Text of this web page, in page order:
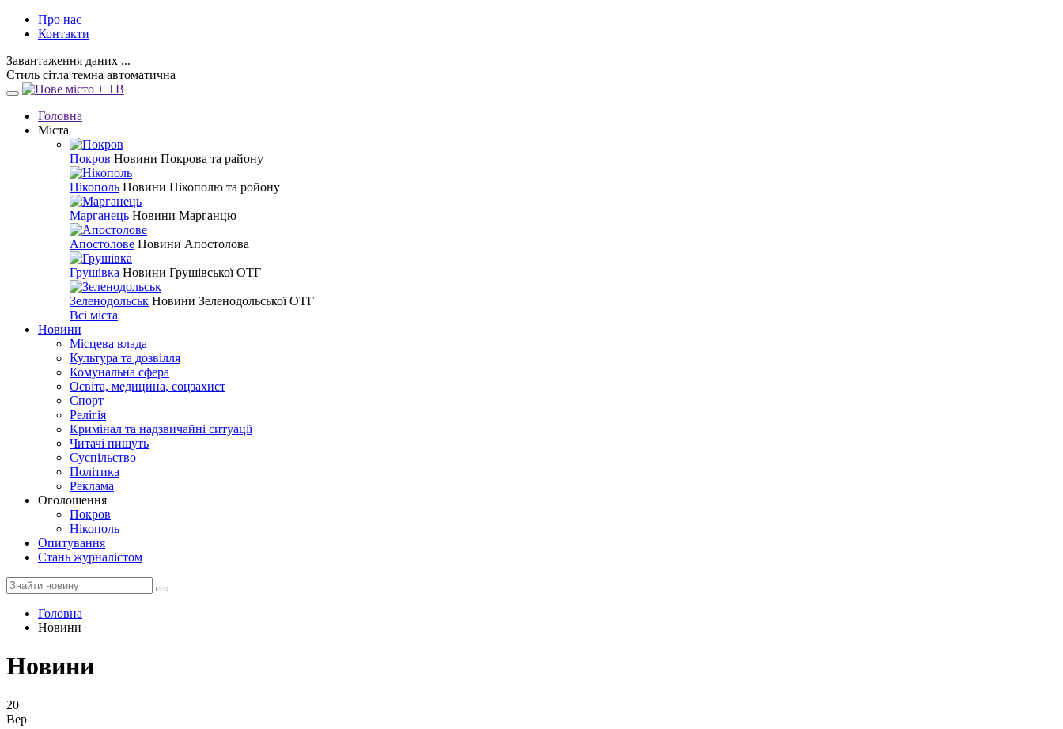
Про нас
Контакти
Завантаження даних ...
Стиль сітла темна автоматична
Головна
Міста
Покров Новини Покрова та району
Нікополь Новини Нікополю та ройону
Марганець Новини Марганцю
Апостолове Новини Апостолова
Грушівка Новини Грушівської ОТГ
Зеленодольськ Новини Зеленодольської ОТГ
Всі міста
Новини
Місцева влада
Культура та дозвілля
Комунальна сфера
Освіта, медицина, соцзахист
Спорт
Релігія
Кримінал та надзвичайні ситуації
Читачі пишуть
Суспільство
Політика
Реклама
Оголошення
Покров
Нікополь
Опитування
Стань журналістом
Головна
Новини
Новини
20
Вер